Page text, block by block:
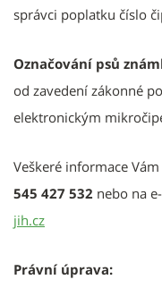
správci poplatku číslo
Označování psů
od zavedení zákonné
elektronickým
Veškeré informace
545 427 532 nebo na
jih.cz
Právní úprava: